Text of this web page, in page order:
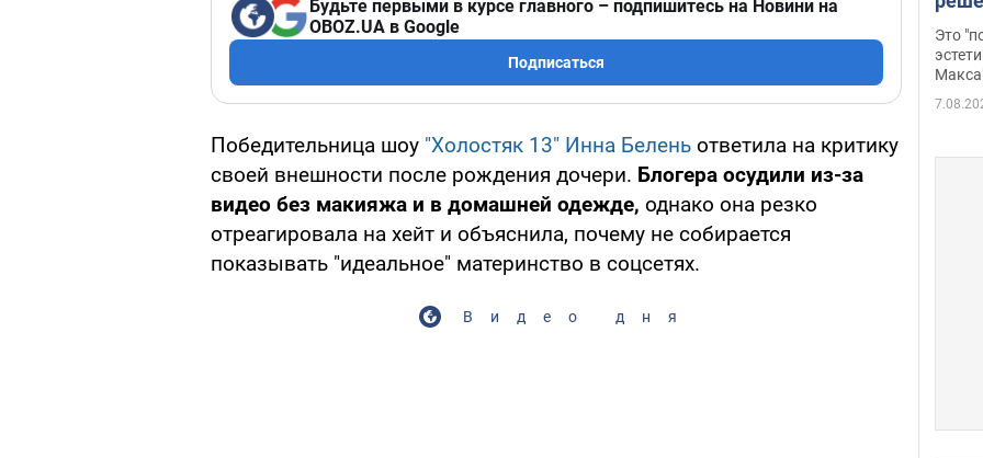
Будьте первыми в курсе главного – подпишитесь на Новини на
OBOZ.UA в Google
Подписаться
Победительница шоу "Холостяк 13" Инна Белень ответила на критику
своей внешности после рождения дочери. Блогера осудили из-за
видео без макияжа и в домашней одежде, однако она резко
отреагировала на хейт и объяснила, почему не собирается
показывать "идеальное" материнство в соцсетях.
Видео дня
Это